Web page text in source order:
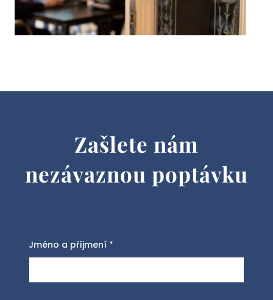
Zašlete nám
nezávaznou poptávku
Jméno a příjmení *